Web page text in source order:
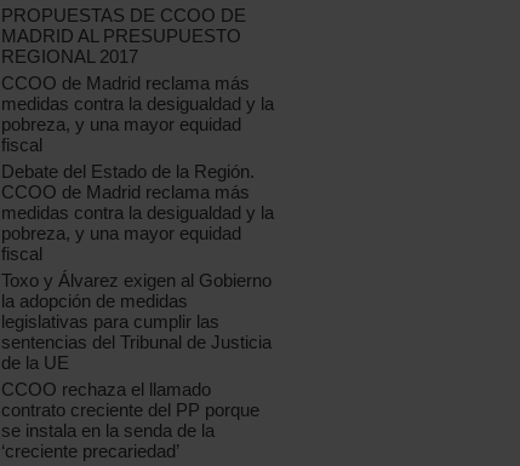
PROPUESTAS DE CCOO DE
MADRID AL PRESUPUESTO
REGIONAL 2017
CCOO de Madrid reclama más
medidas contra la desigualdad y la
pobreza, y una mayor equidad
fiscal
Debate del Estado de la Región.
CCOO de Madrid reclama más
medidas contra la desigualdad y la
pobreza, y una mayor equidad
fiscal
Toxo y Álvarez exigen al Gobierno
la adopción de medidas
legislativas para cumplir las
sentencias del Tribunal de Justicia
de la UE
CCOO rechaza el llamado
contrato creciente del PP porque
se instala en la senda de la
‘creciente precariedad’